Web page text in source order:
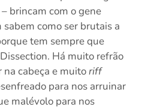
– brincam com o gene
como ser brutais a
tem sempre que
Há muito refrão
cabeça e muitoriff
para nos arruinar
malévolo para nos